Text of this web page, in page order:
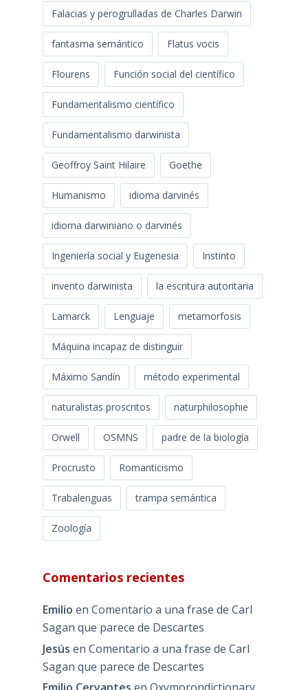
Falacias y perogrulladas de Charles Darwin
fantasma semántico Flatus vocis
Flourens Función social del científico
Fundamentalismo científico
Fundamentalismo darwinista
Geoffroy Saint Hilaire Goethe
Humanismo idioma darvinés
idioma darwiniano o darvinés
Ingeniería social y Eugenesia Instinto
invento darwinista la escritura autoritaria
Lamarck Lenguaje metamorfosis
Máquina incapaz de distinguir
Máximo Sandín método experimental
naturalistas proscritos naturphilosophie
Orwell OSMNS padre de la biología
Procrusto Romanticismo
Trabalenguas trampa semántica
Zoología
Comentarios recientes
Emilio en Comentario a una frase de Carl
Sagan que parece de Descartes
Jesús en Comentario a una frase de Carl
Sagan que parece de Descartes